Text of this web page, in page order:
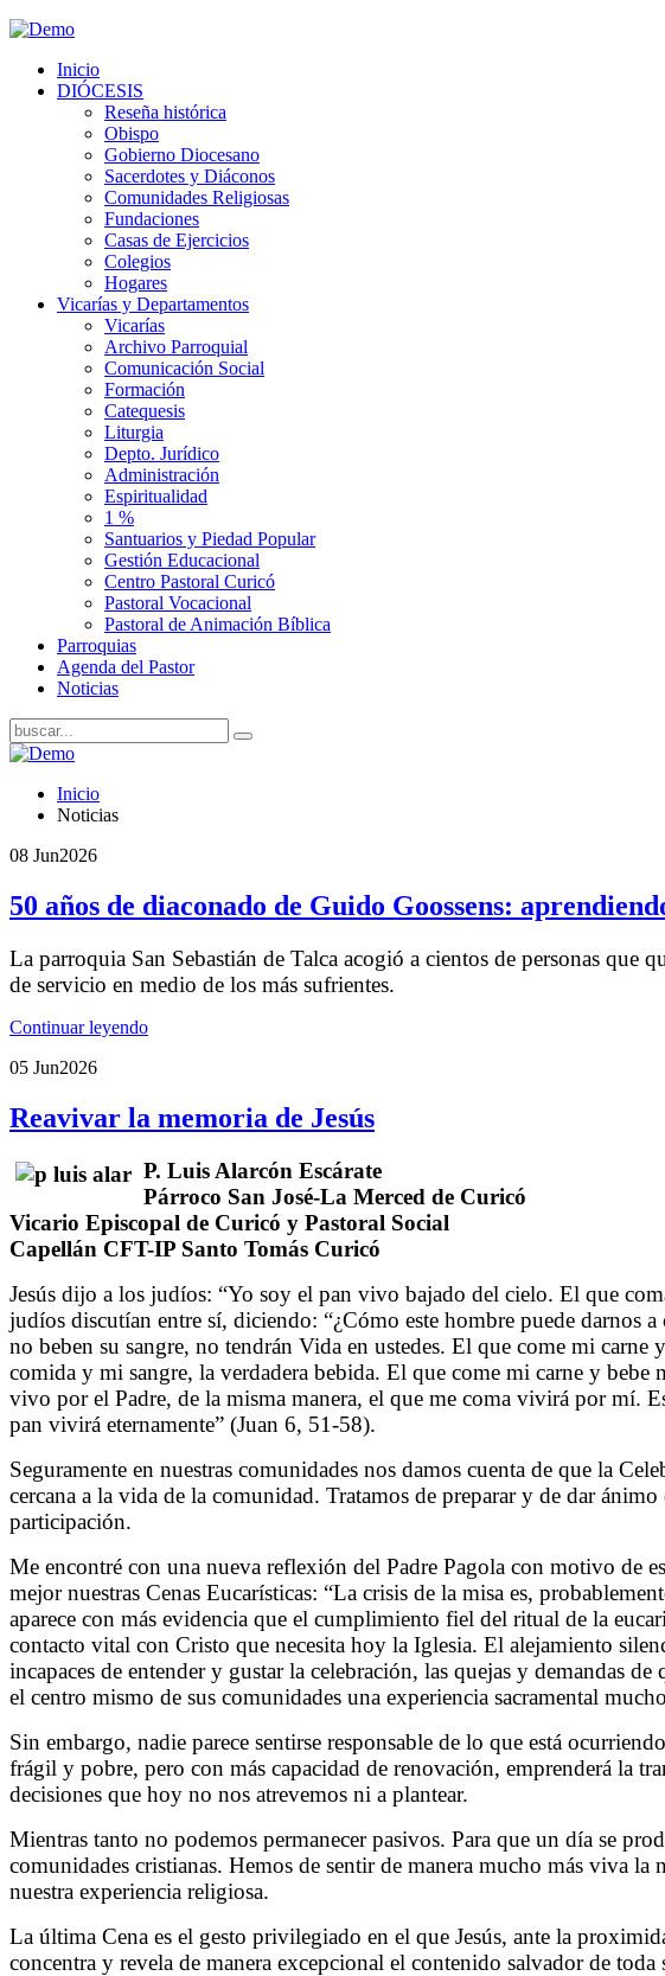
Inicio
DIÓCESIS
Reseña histórica
Obispo
Gobierno Diocesano
Sacerdotes y Diáconos
Comunidades Religiosas
Fundaciones
Casas de Ejercicios
Colegios
Hogares
Vicarías y Departamentos
Vicarías
Archivo Parroquial
Comunicación Social
Formación
Catequesis
Liturgia
Depto. Jurídico
Administración
Espiritualidad
1 %
Santuarios y Piedad Popular
Gestión Educacional
Centro Pastoral Curicó
Pastoral Vocacional
Pastoral de Animación Bíblica
Parroquias
Agenda del Pastor
Noticias
Inicio
Noticias
08 Jun2026
50 años de diaconado de Guido Goossens:
La parroquia San Sebastián de Talca acogió a cientos de personas que
de servicio en medio de los más sufrientes.
Continuar leyendo
05 Jun2026
Reavivar la memoria de Jesús
P. Luis Alarcón Escárate
Párroco San José-La Merced de Curicó
Vicario Episcopal de Curicó y Pastoral Social
Capellán CFT-IP Santo Tomás Curicó
Jesús dijo a los judíos: “Yo soy el pan vivo bajado del cielo. El que
judíos discutían entre sí, diciendo: “¿Cómo este hombre puede darnos
no beben su sangre, no tendrán Vida en ustedes. El que come mi
comida y mi sangre, la verdadera bebida. El que come mi carne y
vivo por el Padre, de la misma manera, el que me coma vivirá por mí.
pan vivirá eternamente” (Juan 6, 51-58).
Seguramente en nuestras comunidades nos damos cuenta de que la
cercana a la vida de la comunidad. Tratamos de preparar y de dar
participación.
Me encontré con una nueva reflexión del Padre Pagola con motivo de
mejor nuestras Cenas Eucarísticas: “La crisis de la misa es,
aparece con más evidencia que el cumplimiento fiel del ritual de la
contacto vital con Cristo que necesita hoy la Iglesia. El alejamiento
incapaces de entender y gustar la celebración, las quejas y demandas
el centro mismo de sus comunidades una experiencia sacramental
Sin embargo, nadie parece sentirse responsable de lo que está
frágil y pobre, pero con más capacidad de renovación, emprenderá la
decisiones que hoy no nos atrevemos ni a plantear.
Mientras tanto no podemos permanecer pasivos. Para que un día se
comunidades cristianas. Hemos de sentir de manera mucho más viva
nuestra experiencia religiosa.
La última Cena es el gesto privilegiado en el que Jesús, ante la
concentra y revela de manera excepcional el contenido salvador de